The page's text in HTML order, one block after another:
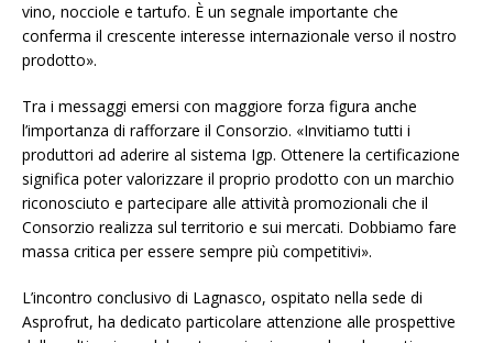
vino, nocciole e tartufo. È un segnale importante che
conferma il crescente interesse internazionale verso il nostro
prodotto».
Tra i messaggi emersi con maggiore forza figura anche
l’importanza di rafforzare il Consorzio. «Invitiamo tutti i
produttori ad aderire al sistema Igp. Ottenere la certificazione
significa poter valorizzare il proprio prodotto con un marchio
riconosciuto e partecipare alle attività promozionali che il
Consorzio realizza sul territorio e sui mercati. Dobbiamo fare
massa critica per essere sempre più competitivi».
L’incontro conclusivo di Lagnasco, ospitato nella sede di
Asprofrut, ha dedicato particolare attenzione alle prospettive